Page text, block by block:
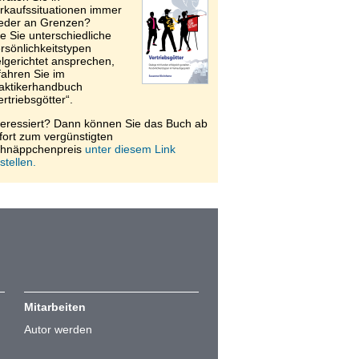
immer
an Grenzen?
Sie unterschiedliche
ansprechen,
Sie im
Dann können Sie das Buch ab
zum vergünstigten
unter diesem Link
Mitarbeiten
Autor werden